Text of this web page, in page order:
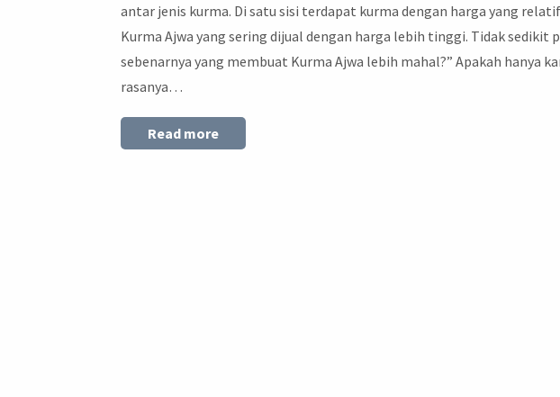
antar jenis kurma. Di satu sisi terdapat kurma dengan harga yang
Kurma Ajwa yang sering dijual dengan harga lebih tinggi. Tidak sedikit
sebenarnya yang membuat Kurma Ajwa lebih mahal?” Apakah hanya
rasanya…
Read more